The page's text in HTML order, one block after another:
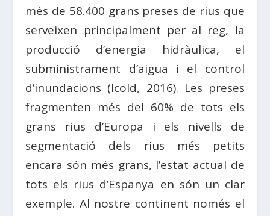
més de 58.400 grans preses de rius que
serveixen principalment per al reg, la
producció d’energia hidràulica, el
subministrament d’aigua i el control
d’inundacions (Icold, 2016). Les preses
fragmenten més del 60% de tots els
grans rius d’Europa i els nivells de
segmentació dels rius més petits
encara són més grans, l’estat actual de
tots els rius d’Espanya en són un clar
exemple. Al nostre continent només el